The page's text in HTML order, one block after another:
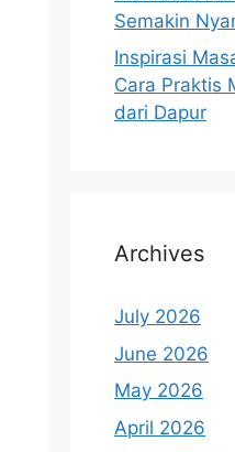
Semakin
Inspirasi
Cara Praktis
dari Dapur
Archives
July 2026
June 2026
May 2026
April 2026